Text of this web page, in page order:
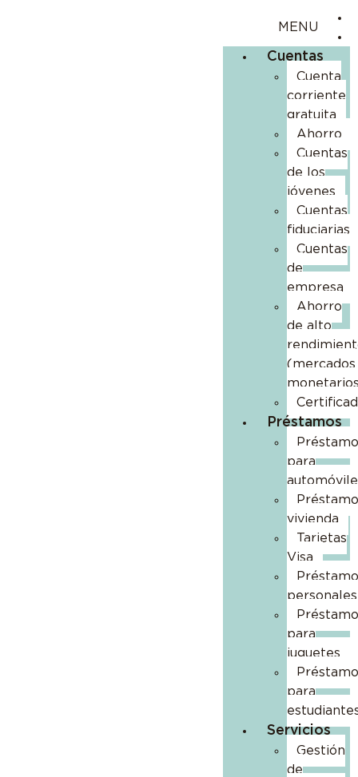
Cuentas
Cuenta
corriente
gratuita
Ahorro
Cuentas
de los
jóvenes
Cuentas
fiduciarias
Cuentas
de
empresa
Ahorro
de alto
(mercados
Préstamos
para
vivienda
Tarjetas
Visa
personales
para
juguetes
para
Servicios
Gestión
de